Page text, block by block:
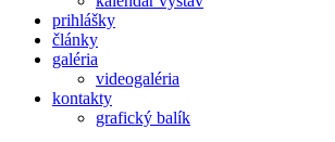
prihlášky
články
galéria
videogaléria
kontakty
grafický balík